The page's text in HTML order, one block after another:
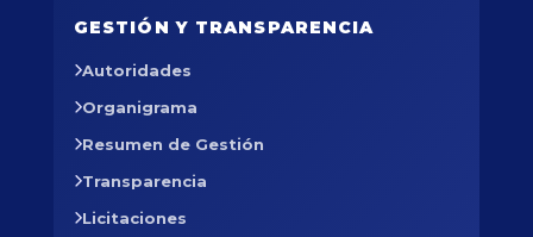
GESTIÓN Y TRANSPARENCIA
Autoridades
Organigrama
Resumen de Gestión
Transparencia
Licitaciones